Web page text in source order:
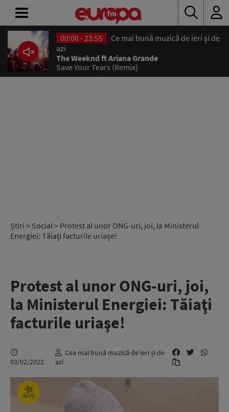
00:00 - 23:55
Ce mai bună muzică de ieri și de
azi
The Weeknd ft Ariana Grande
Save Your Tears (Remix)
Știri > Social> Protest al unor ONG-uri, joi, la Ministerul
Energiei: Tăiaţi facturile uriaşe!
Protest al unor ONG-uri, joi,
la Ministerul Energiei: Tăiaţi
facturile uriaşe!
03/02/2022
Cea mai bună muzică de ieri și de
azi
ACASĂ
ȘTIRI